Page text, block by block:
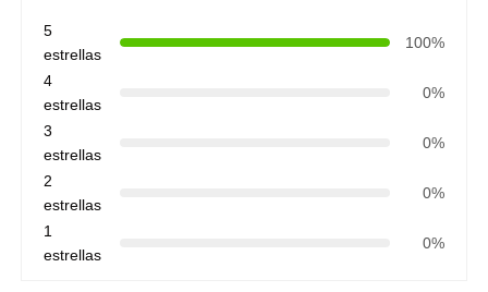
Resina de intercambio iónico
Válvula Solenoide
manómetro
5
estrellas
100%
4
estrellas
0%
3
estrellas
0%
2
estrellas
0%
1
estrellas
0%